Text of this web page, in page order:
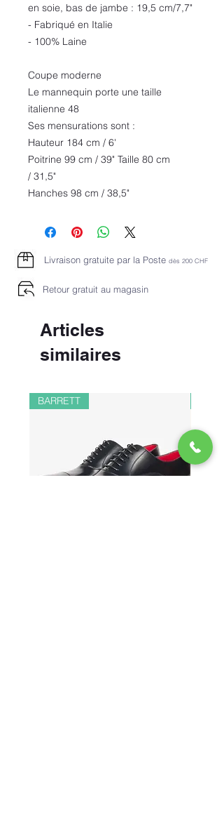
en soie, bas de jambe : 19,5 cm/7,7"
- Fabriqué en Italie
- 100% Laine
Coupe moderne
Le mannequin porte une taille
italienne 48
Ses mensurations sont :
Hauteur 184 cm / 6'
Poitrine 99 cm / 39" Taille 80 cm
/ 31,5"
Hanches 98 cm / 38,5"
Livraison gratuite par la Poste dès 200 CHF
Retour gratuit au magasin
Articles
similaires
BARRETT